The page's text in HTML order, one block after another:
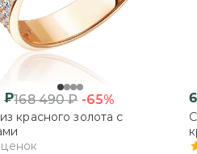
₽168 490₽ -65%
красного золота с